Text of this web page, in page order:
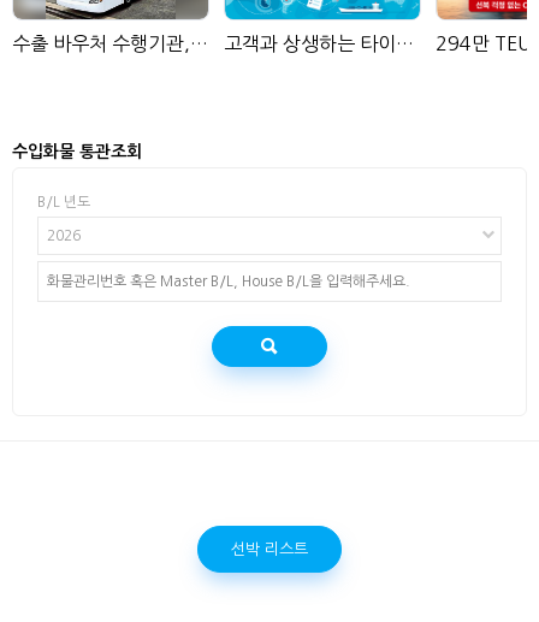
수출 바우처 수행기관, 현대네비스 고객과 상생하는 타이거프레이트
수입화물 통관조회
B/L 년도
2026
선박 리스트